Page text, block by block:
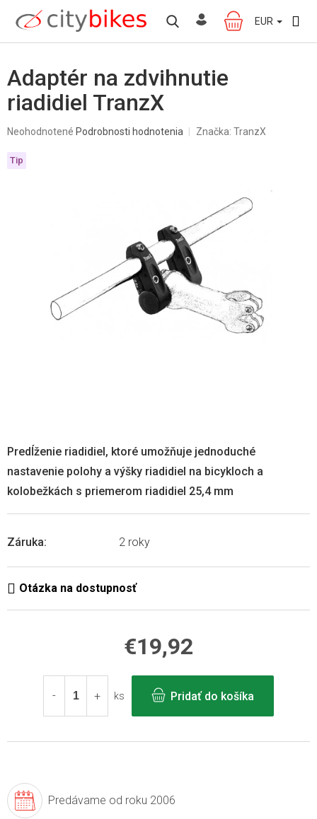
obsah
NÁKUPNÝ
KOŠÍK
EUR
Adaptér na zdvihnutie
riadidiel TranzX
Priemerné
produktu
je
Neohodnotené Podrobnosti hodnotenia Značka: TranzX
Tip
Záruka: 2 roky
Predĺženie riadidiel, ktoré umožňuje jednoduché
nastavenie polohy a výšky riadidiel na bicykloch a
kolobežkách s priemerom riadidiel 25,4 mm
€19,92
cena:
ks
Pridať do košíka
Predávame od roku 2006